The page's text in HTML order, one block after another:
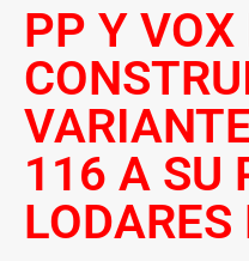
PP Y
116 A SU